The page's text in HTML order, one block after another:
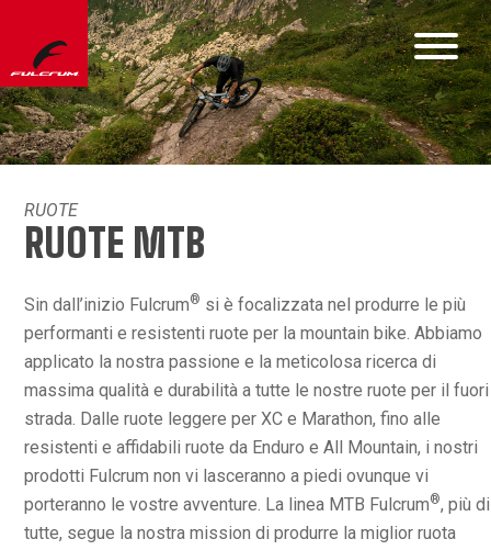
RUOTE
RUOTE MTB
Sin dall’inizio Fulcrum® si è focalizzata nel produrre le più
performanti e resistenti ruote per la mountain bike. Abbiamo
applicato la nostra passione e la meticolosa ricerca di
massima qualità e durabilità a tutte le nostre ruote per il fuori
strada. Dalle ruote leggere per XC e Marathon, fino alle
resistenti e affidabili ruote da Enduro e All Mountain, i nostri
prodotti Fulcrum non vi lasceranno a piedi ovunque vi
porteranno le vostre avventure. La linea MTB Fulcrum®, più di
tutte, segue la nostra mission di produrre la miglior ruota